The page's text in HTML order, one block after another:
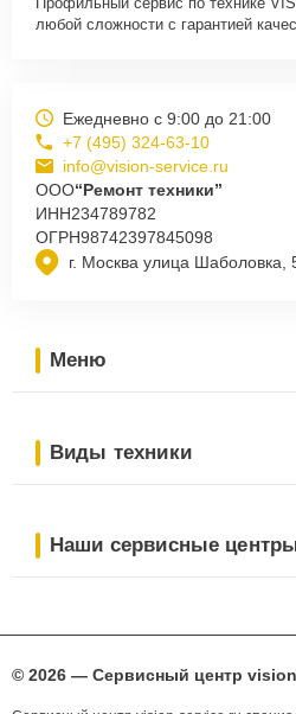
любой сложности с гарантией
г. Москва улица Шаболовка,
Ежедневно с 9:00 до 21:00
+7 (495) 324-63-10
info@vision-service.ru
ООО“Ремонт техники”
ИНН234789782
ОГРН98742397845098
Меню
Виды техники
Наши сервисные
© 2026 — Сервисный центр